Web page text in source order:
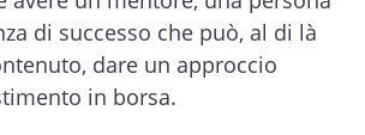
di successo che può, al di là
dare un approccio
in borsa.